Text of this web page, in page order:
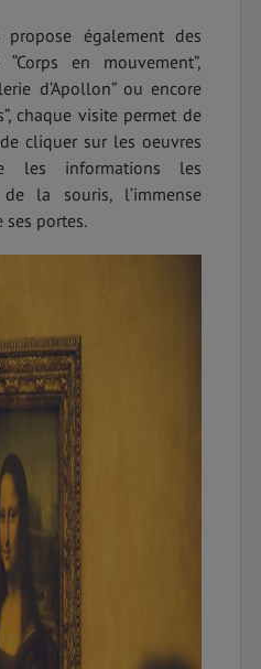
également des
en mouvement”,
d’Apollon” ou encore
chaque visite permet de
cliquer sur les oeuvres
les informations les
la souris, l’immense
ses portes.